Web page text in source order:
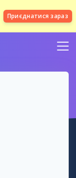
Приєднатися зараз